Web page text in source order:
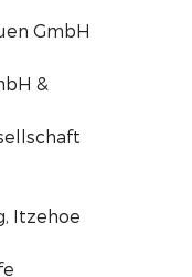
GmbH
&
Itzehoe